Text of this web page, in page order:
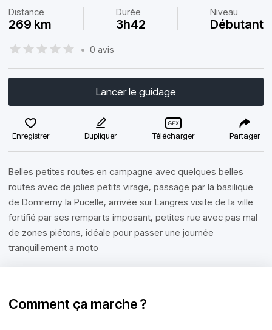
Distance
269 km
Durée
3h42
Niveau
Débutant
• 0 avis
Lancer le guidage
Enregistrer Dupliquer Télécharger Partager
Belles petites routes en campagne avec quelques belles
routes avec de jolies petits virage, passage par la basilique
de Domremy la Pucelle, arrivée sur Langres visite de la ville
fortifié par ses remparts imposant, petites rue avec pas mal
de zones piétons, idéale pour passer une journée
tranquillement a moto
Comment ça marche ?